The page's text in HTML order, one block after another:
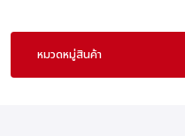
หมวดหมู่สินค้า